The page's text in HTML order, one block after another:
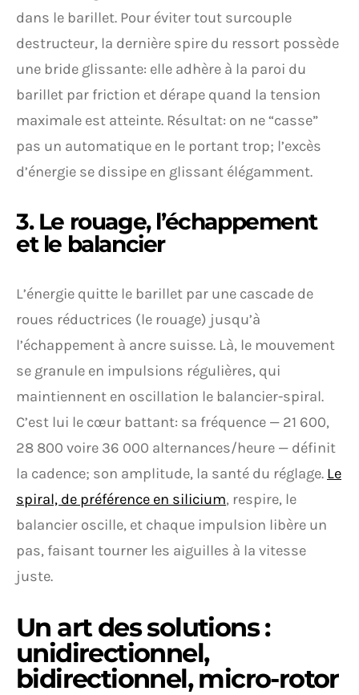
dans le barillet. Pour éviter tout surcouple
destructeur, la dernière spire du ressort possède
une bride glissante: elle adhère à la paroi du
barillet par friction et dérape quand la tension
maximale est atteinte. Résultat: on ne “casse”
pas un automatique en le portant trop; l’excès
d’énergie se dissipe en glissant élégamment.
3. Le rouage, l’échappement
et le balancier
L’énergie quitte le barillet par une cascade de
roues réductrices (le rouage) jusqu’à
l’échappement à ancre suisse. Là, le mouvement
se granule en impulsions régulières, qui
maintiennent en oscillation le balancier-spiral.
C’est lui le cœur battant: sa fréquence — 21 600,
28 800 voire 36 000 alternances/heure — définit
la cadence; son amplitude, la santé du réglage. Le
spiral, de préférence en silicium, respire, le
balancier oscille, et chaque impulsion libère un
pas, faisant tourner les aiguilles à la vitesse
juste.
Un art des solutions :
unidirectionnel,
bidirectionnel, micro-rotor